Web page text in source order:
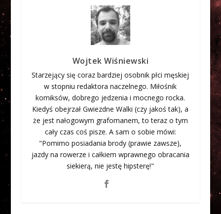
Wojtek Wiśniewski
Starzejący się coraz bardziej osobnik płci męskiej
w stopniu redaktora naczelnego. Miłośnik
komiksów, dobrego jedzenia i mocnego rocka.
Kiedyś obejrzał Gwiezdne Walki (czy jakoś tak), a
że jest nałogowym grafomanem, to teraz o tym
cały czas coś pisze. A sam o sobie mówi:
"Pomimo posiadania brody (prawie zawsze),
jazdy na rowerze i całkiem wprawnego obracania
siekierą, nie jestę hipsterę!"